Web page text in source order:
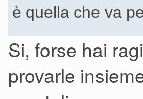
è quella che va
vero che il NE è
assicuro che
Si, forse hai
provarle